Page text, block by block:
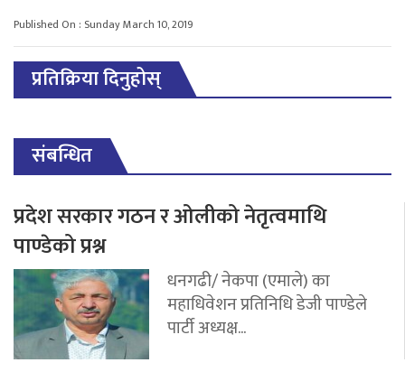
Published On : Sunday March 10, 2019
प्रतिक्रिया दिनुहोस्
संबन्धित
प्रदेश सरकार गठन र ओलीको नेतृत्वमाथि
पाण्डेको प्रश्न
धनगढी/ नेकपा (एमाले) का
महाधिवेशन प्रतिनिधि डेजी पाण्डेले
पार्टी अध्यक्ष...